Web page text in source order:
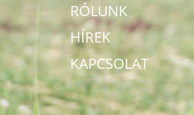
RÓLUNK
HÍREK
KAPCSOLAT